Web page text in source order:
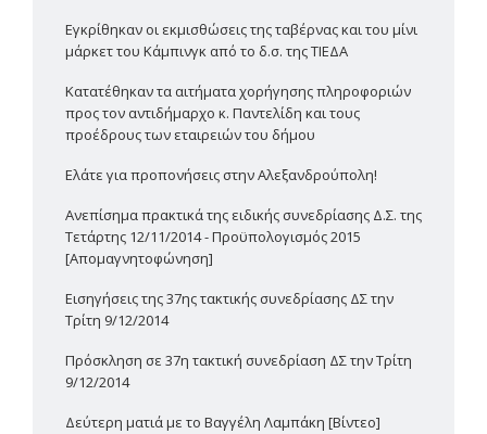
Εγκρίθηκαν οι εκμισθώσεις της ταβέρνας και του μίνι
μάρκετ του Κάμπινγκ από το δ.σ. της ΤΙΕΔΑ
Κατατέθηκαν τα αιτήματα χορήγησης πληροφοριών
προς τον αντιδήμαρχο κ. Παντελίδη και τους
προέδρους των εταιρειών του δήμου
Ελάτε για προπονήσεις στην Αλεξανδρούπολη!
Ανεπίσημα πρακτικά της ειδικής συνεδρίασης Δ.Σ. της
Τετάρτης 12/11/2014 - Προϋπολογισμός 2015
[Απομαγνητοφώνηση]
Εισηγήσεις της 37ης τακτικής συνεδρίασης ΔΣ την
Τρίτη 9/12/2014
Πρόσκληση σε 37η τακτική συνεδρίαση ΔΣ την Τρίτη
9/12/2014
Δεύτερη ματιά με το Βαγγέλη Λαμπάκη [Βίντεο]